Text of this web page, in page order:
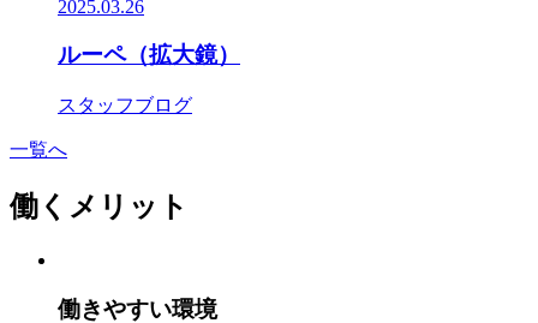
2025.03.26
ルーペ（拡大鏡）
スタッフブログ
一覧へ
働くメリット
働きやすい環境